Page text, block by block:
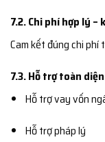
7.2. Chi phí hợp lý
Cam kết đúng chi
7.3. Hỗ trợ toàn diện
Hỗ trợ vay vốn
Hỗ trợ pháp lý